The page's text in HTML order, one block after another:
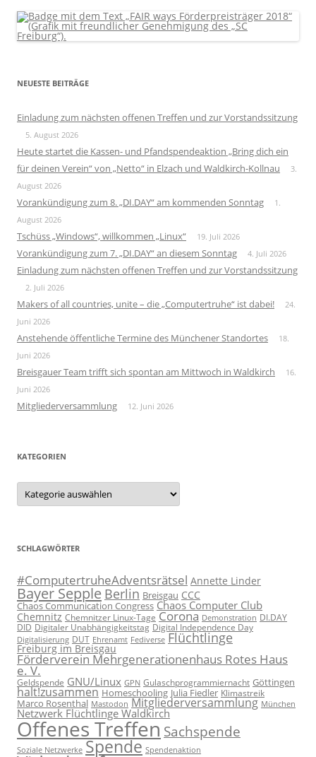
NEUESTE BEITRÄGE
Einladung zum nächsten offenen Treffen und zur Vorstandssitzung
5. August 2026
Heute startet die Kassen- und Pfandspendeaktion „Bring dich ein
für deinen Verein“ von „Netto“ in Elzach und Waldkirch-Kollnau
3.
August 2026
Vorankündigung zum 8. „DI.DAY“ am kommenden Sonntag
1.
August 2026
Tschüss „Windows“, willkommen „Linux“ 19. Juli 2026
Vorankündigung zum 7. „DI.DAY“ an diesem Sonntag 4. Juli 2026
Einladung zum nächsten offenen Treffen und zur Vorstandssitzung
2. Juli 2026
Makers of all countries, unite – die „Computertruhe“ ist dabei!
24.
Juni 2026
Anstehende öffentliche Termine des Münchener Standortes
18.
Juni 2026
Breisgauer Team trifft sich spontan am Mittwoch in Waldkirch
16.
Juni 2026
Mitgliederversammlung 12. Juni 2026
KATEGORIEN
Kategorien
SCHLAGWÖRTER
#ComputertruheAdventsrätsel Annette Linder
Bayer Sepple Berlin Breisgau CCC
Chaos Communication Congress Chaos Computer Club
Chemnitz Chemnitzer Linux-Tage Corona Demonstration DI.DAY
DID Digitaler Unabhängigkeitstag Digital Independence Day
Digitalisierung DUT Ehrenamt Fediverse Flüchtlinge
Freiburg im Breisgau
Förderverein Mehrgenerationenhaus Rotes Haus
e. V.
Geldspende GNU/Linux GPN Gulaschprogrammiernacht Göttingen
halt!zusammen Homeschooling Julia Fiedler Klimastreik
Marco Rosenthal Mastodon Mitgliederversammlung München
Netzwerk Flüchtlinge Waldkirch
Offenes Treffen Sachspende
Soziale Netzwerke Spende Spendenaktion